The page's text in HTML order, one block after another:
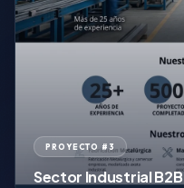
PROYECTO #3
Sector Industrial B2B